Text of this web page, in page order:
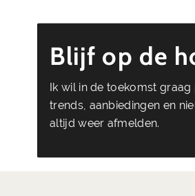
Blijf op de
Ik wil in de toekomst
trends, aanbiedingen en
altijd weer afmelden.